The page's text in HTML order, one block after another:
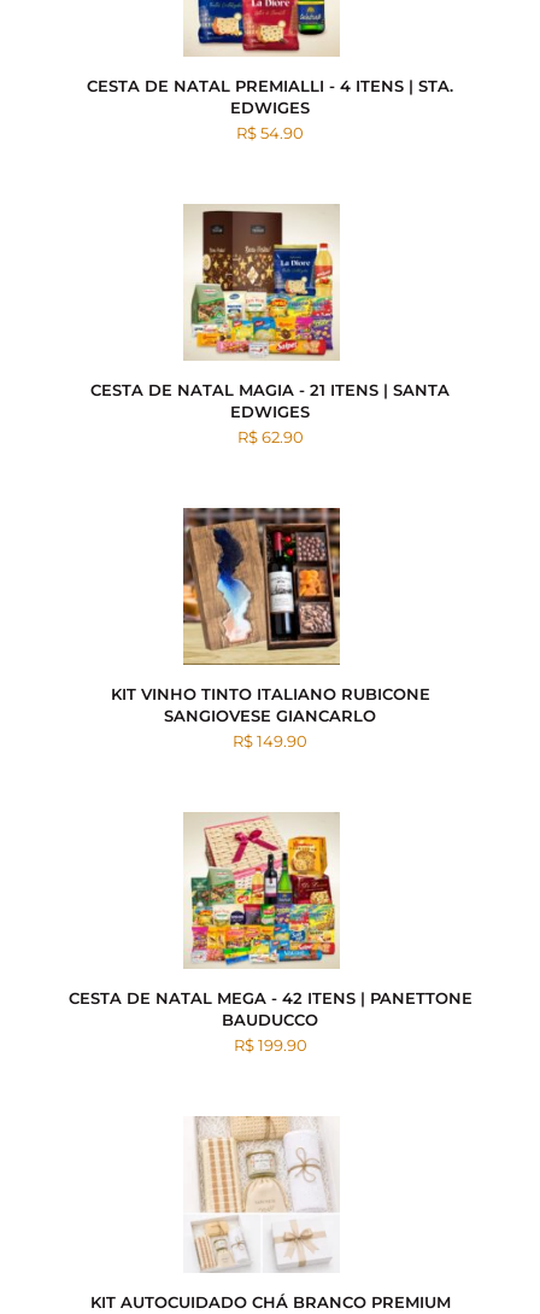
CESTA DE NATAL PREMIALLI - 4 ITENS | STA.
EDWIGES
R$ 54.90
CESTA DE NATAL MAGIA - 21 ITENS | SANTA
EDWIGES
R$ 62.90
KIT VINHO TINTO ITALIANO RUBICONE
SANGIOVESE GIANCARLO
R$ 149.90
CESTA DE NATAL MEGA - 42 ITENS | PANETTONE
BAUDUCCO
R$ 199.90
KIT AUTOCUIDADO CHÁ BRANCO PREMIUM